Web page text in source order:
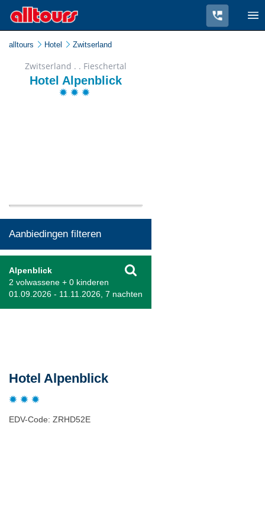
alltours Hotel Zwitserland
Zwitserland . . Fieschertal
Hotel Alpenblick
Aanbiedingen filteren
Alpenblick
2 volwassene + 0 kinderen
01.09.2026 - 11.11.2026, 7 nachten
Hotel Alpenblick
EDV-Code: ZRHD52E